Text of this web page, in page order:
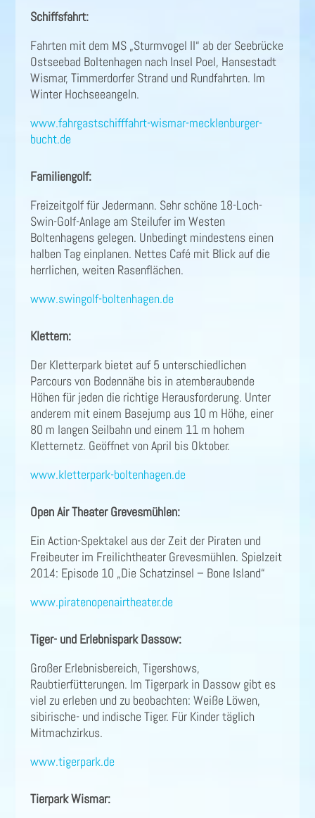
Schiffsfahrt:
Fahrten mit dem MS „Sturmvogel II“ ab der Seebrücke
Ostseebad Boltenhagen nach Insel Poel, Hansestadt
Wismar, Timmerdorfer Strand und Rundfahrten. Im
Winter Hochseeangeln.
www.fahrgastschifffahrt-wismar-mecklenburger-
bucht.de
Familiengolf:
Freizeitgolf für Jedermann. Sehr schöne 18-Loch-
Swin-Golf-Anlage am Steilufer im Westen
Boltenhagens gelegen. Unbedingt mindestens einen
halben Tag einplanen. Nettes Café mit Blick auf die
herrlichen, weiten Rasenflächen.
www.swingolf-boltenhagen.de
Klettern:
Der Kletterpark bietet auf 5 unterschiedlichen
Parcours von Bodennähe bis in atemberaubende
Höhen für jeden die richtige Herausforderung. Unter
anderem mit einem Basejump aus 10 m Höhe, einer
80 m langen Seilbahn und einem 11 m hohem
Kletternetz. Geöffnet von April bis Oktober.
www.kletterpark-boltenhagen.de
Open Air Theater Grevesmühlen:
Ein Action-Spektakel aus der Zeit der Piraten und
Freibeuter im Freilichtheater Grevesmühlen. Spielzeit
2014: Episode 10 „Die Schatzinsel – Bone Island“
www.piratenopenairtheater.de
Tiger- und Erlebnispark Dassow:
Großer Erlebnisbereich, Tigershows,
Raubtierfütterungen. Im Tigerpark in Dassow gibt es
viel zu erleben und zu beobachten: Weiße Löwen,
sibirische- und indische Tiger. Für Kinder täglich
Mitmachzirkus.
www.tigerpark.de
Tierpark Wismar: